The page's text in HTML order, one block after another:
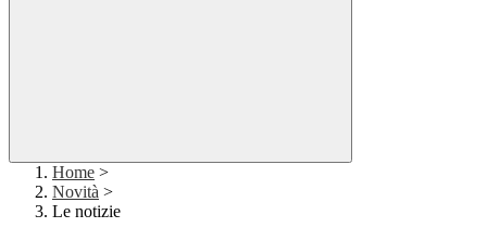
Home >
Novità >
Le notizie